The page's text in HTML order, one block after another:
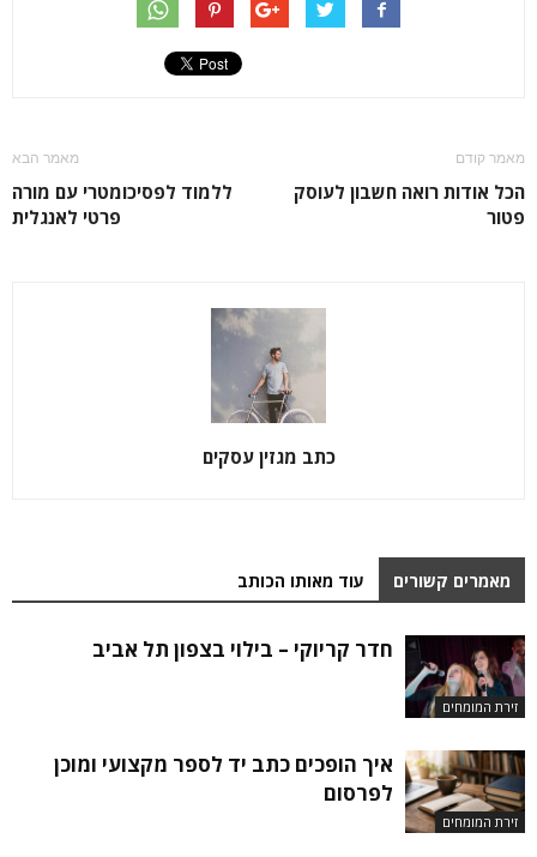
מאמר קודם
הכל אודות רואה חשבון לעוסק
פטור
מאמר הבא
ללמוד לפסיכומטרי עם מורה
פרטי לאנגלית
כתב מגזין עסקים
מאמרים קשורים עוד מאותו הכותב
זירת המומחים
חדר קריוקי – בילוי בצפון תל אביב
זירת המומחים
איך הופכים כתב יד לספר מקצועי ומוכן
לפרסום